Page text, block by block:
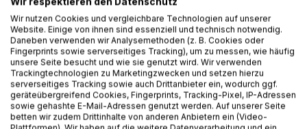
Titel bewerten
BESCHREIBUNG
Wir nutzen Cookies und vergleichbare Technologien auf unserer
Website. Einige von ihnen sind essenziell und technisch notwendig.
Daneben verwenden wir Analysemethoden (z. B. Cookies oder
Fingerprints sowie serverseitiges Tracking), um zu messen, wie häufig
unsere Seite besucht und wie sie genutzt wird. Wir verwenden
Trackingtechnologien zu Marketingzwecken und setzen hierzu
serverseitiges Tracking sowie auch Drittanbieter ein, wodurch ggf.
geräteübergreifend Cookies, Fingerprints, Tracking-Pixel, IP-Adressen
sowie gehashte E-Mail-Adressen genutzt werden. Auf unserer Seite
betten wir zudem Drittinhalte von anderen Anbietern ein (Video-